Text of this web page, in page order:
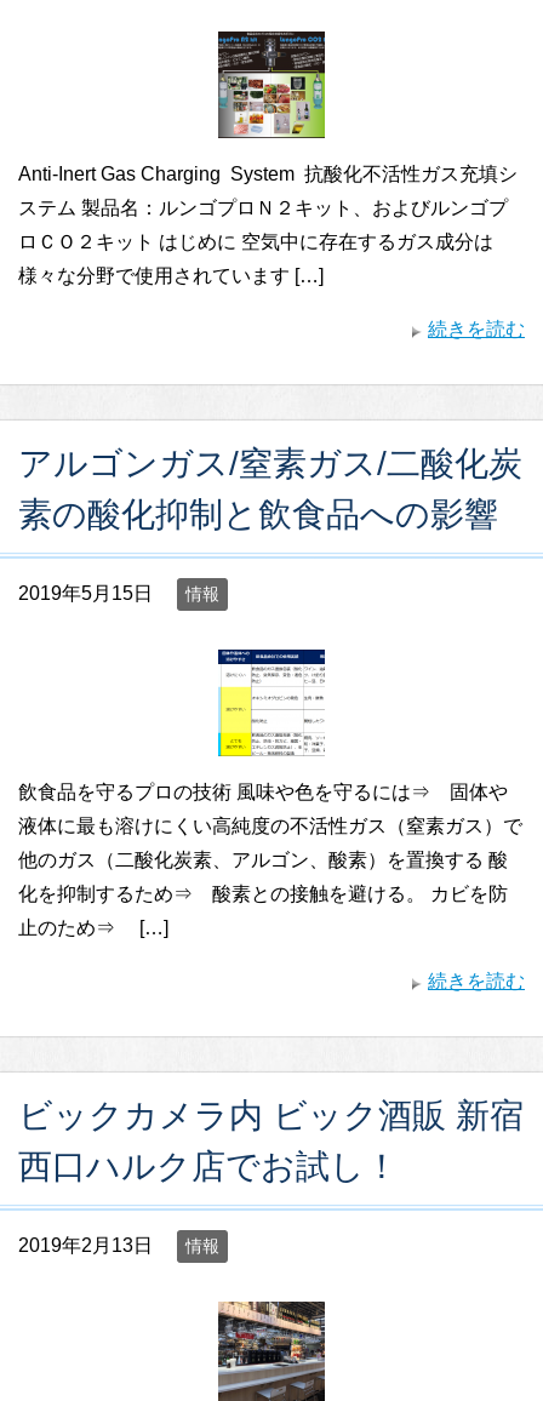
Anti-Inert Gas Charging System 抗酸化不活性ガス充填シ
ステム 製品名：ルンゴプロＮ２キット、およびルンゴプ
ロＣＯ２キット はじめに 空気中に存在するガス成分は
様々な分野で使用されています […]
続きを読む
アルゴンガス/窒素ガス/二酸化炭
素の酸化抑制と飲食品への影響
2019年5月15日 情報
飲食品を守るプロの技術 風味や色を守るには⇒ 固体や
液体に最も溶けにくい高純度の不活性ガス（窒素ガス）で
他のガス（二酸化炭素、アルゴン、酸素）を置換する 酸
化を抑制するため⇒ 酸素との接触を避ける。 カビを防
止のため⇒ […]
続きを読む
ビックカメラ内 ビック酒販 新宿
西口ハルク店でお試し！
2019年2月13日 情報